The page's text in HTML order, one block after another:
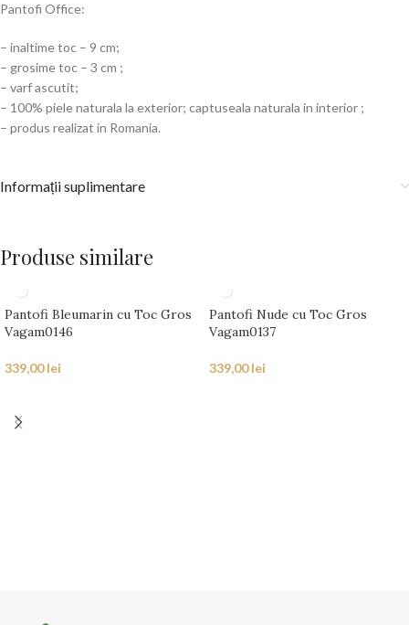
Pantofi Office:
– inaltime toc – 9 cm;
– grosime toc – 3 cm ;
– varf ascutit;
– 100% piele naturala la exterior; captuseala naturala in interior ;
– produs realizat in Romania.
Informații suplimentare
Produse similare
Pantofi Bleumarin cu Toc Gros
Vagam0146
339,00lei
Pantofi Nude cu Toc Gros
Vagam0137
339,00lei